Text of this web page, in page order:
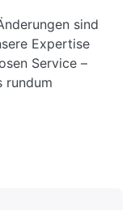
sind
Expertise
Service –
rundum